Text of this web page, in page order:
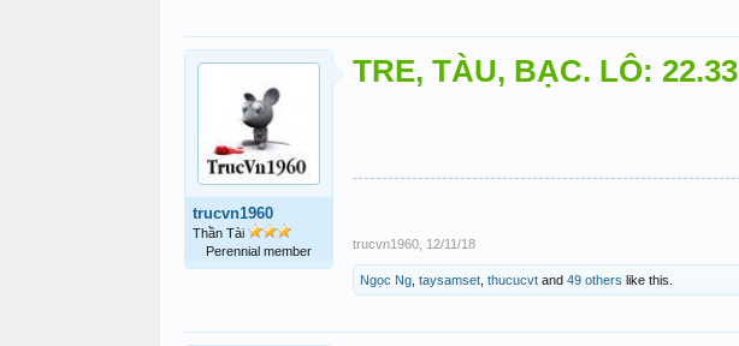
trucvn1960
Thần Tài
Perennial member
TRE, TÀU, BẠC. LÔ: 22.33
trucvn1960 12/11/18
Ngọc Ng taysamset thucucvt and 49 others like this.